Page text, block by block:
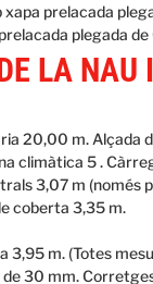
prelacada
plegada
LA
20,00 m. Alçada
climàtica 5 .
3,07 m (només
coberta 3,35 m.
m. (Totes
30 mm.